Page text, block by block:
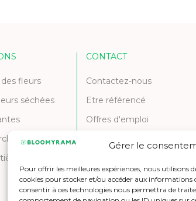
Gérer le
Pour offrir les meilleures expériences, nous utilisons
cookies pour stocker et/ou accéder aux informations
consentir à ces technologies nous permettra de
fleurs
séchées
et deuil
CONTACT
Contactez-nous
Etre référencé
Offres d'emploi